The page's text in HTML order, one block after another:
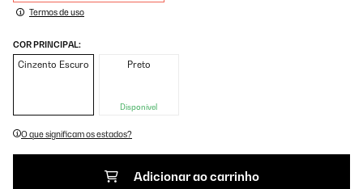
Termos de uso
COR PRINCIPAL:
Cinzento Escuro Preto
Disponível
O que significam os estados?
Adicionar ao carrinho